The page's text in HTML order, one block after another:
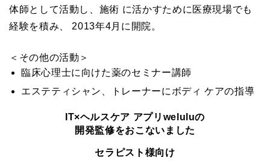
体師として活動し、施術 に活かすために医療現場でも
経験を積み、 2013年4月に開院。
＜その他の活動＞
臨床心理士に向けた薬のセミナー講師
エステティシャン、トレーナーにボディ ケアの指導
IT×ヘルスケア アプリweluluの
開発監修をおこないました
セラピスト様向け